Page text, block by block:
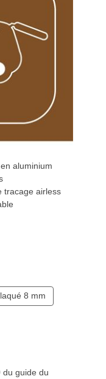
aluminium
tracage airless
8 mm
du guide du